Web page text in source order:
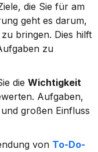
die Sie für am
geht es darum,
bringen. Dies hilft
zu
die Wichtigkeit
Aufgaben,
großen Einfluss
von To-Do-